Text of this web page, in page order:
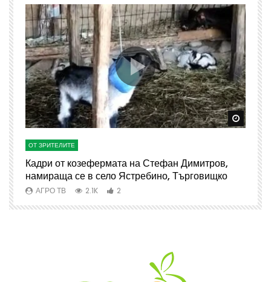
Watch Later Watch
ОТ ЗРИТЕЛИТЕ
Кадри от козефермата на Стефан Димитров,
намираща се в село Ястребино, Търговищко
АГРО ТВ 2.1K 2